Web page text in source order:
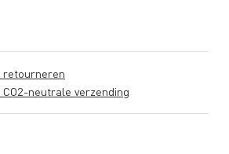
retourneren
CO2-neutrale verzending